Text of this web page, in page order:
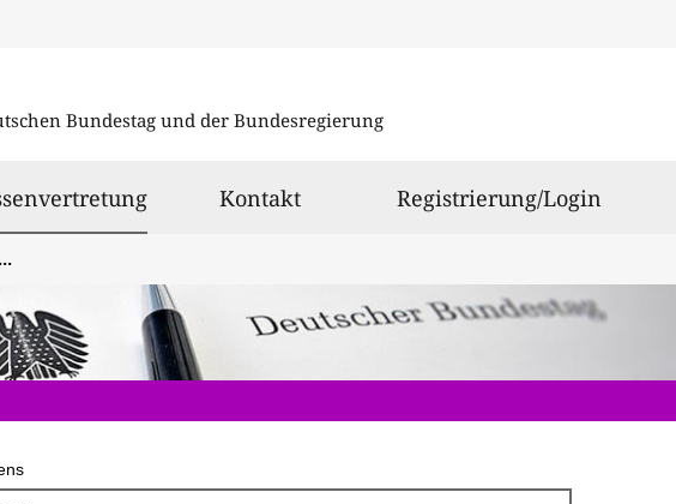
Bundestag und der Bundesregierung
ausgewählt
Kontakt Registrierung/Login